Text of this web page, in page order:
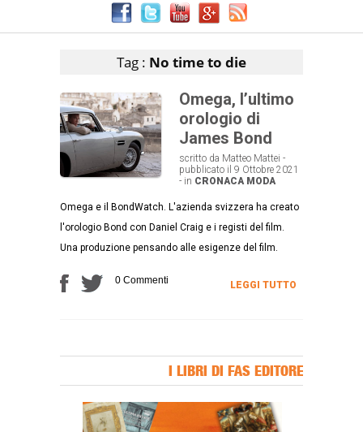
Tag : No time to die
Omega, l’ultimo
orologio di
James Bond
scritto da Matteo Mattei -
pubblicato il 9 Ottobre 2021
- in CRONACA MODA
Omega e il BondWatch. L'azienda svizzera ha creato
l'orologio Bond con Daniel Craig e i registi del film.
Una produzione pensando alle esigenze del film.
0 Commenti LEGGI TUTTO
I LIBRI DI FAS EDITORE